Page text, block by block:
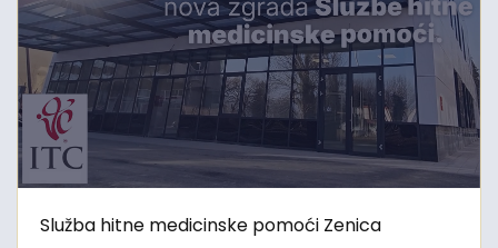
Služba hitne medicinske pomoći Zenica